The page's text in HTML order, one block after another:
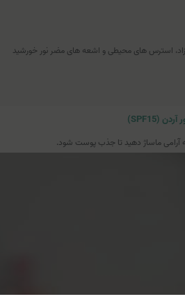
استرس هاى محیطى و اشعه های مضر نور خورشید
آرامی ماساژ دهید تا جذب پوست شود.